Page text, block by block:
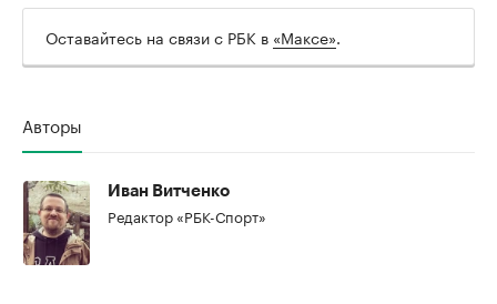
Оставайтесь на связи с РБК в «Максе».
Авторы
Иван Витченко
Редактор «РБК-Спорт»